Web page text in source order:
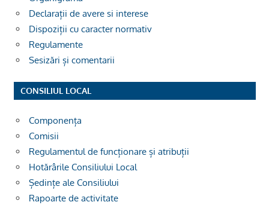
Declarații de avere si interese
Dispoziții cu caracter normativ
Regulamente
Sesizări și comentarii
CONSILIUL LOCAL
Componența
Comisii
Regulamentul de funcționare și atribuții
Hotărârile Consiliului Local
Ședințe ale Consiliului
Rapoarte de activitate